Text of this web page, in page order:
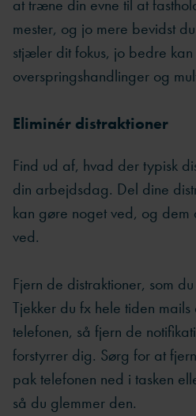
at træne din evne til at
mester, og jo mere bevidst
stjæler dit fokus, jo bedre
overspringshandlinger og
Eliminér distraktioner
Find ud af, hvad der typisk
din arbejdsdag. Del dine
kan gøre noget ved, og dem
ved.
Fjern de distraktioner, som
Tjekker du fx hele tiden
telefonen, så fjern de
forstyrrer dig. Sørg for at
pak telefonen ned i tasken
så du glemmer den.